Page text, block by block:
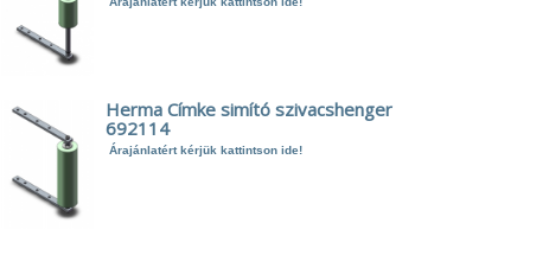
Herma Címke simító szivacshenger
692114
Árajánlatért kérjük kattintson ide!